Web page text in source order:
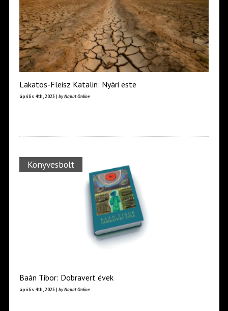
Lakatos-Fleisz Katalin: Nyári este
április 4th, 2025 | by Napút Online
Könyvesbolt
Baán Tibor: Dobravert évek
április 4th, 2025 | by Napút Online